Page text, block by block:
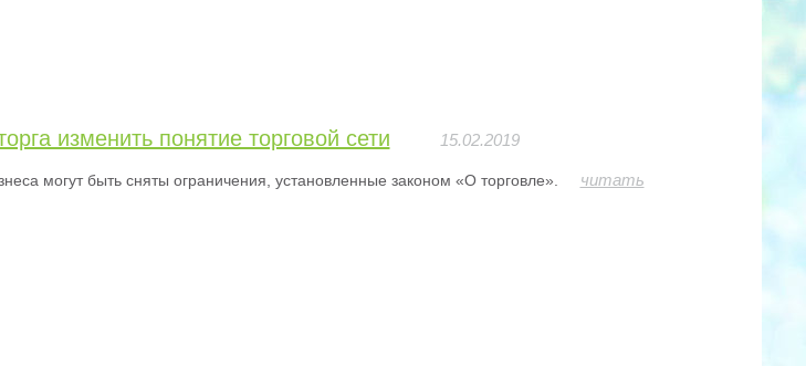
изменить понятие торговой сети 15.02.2019
могут быть сняты ограничения, установленные законом «О торговле».
читать